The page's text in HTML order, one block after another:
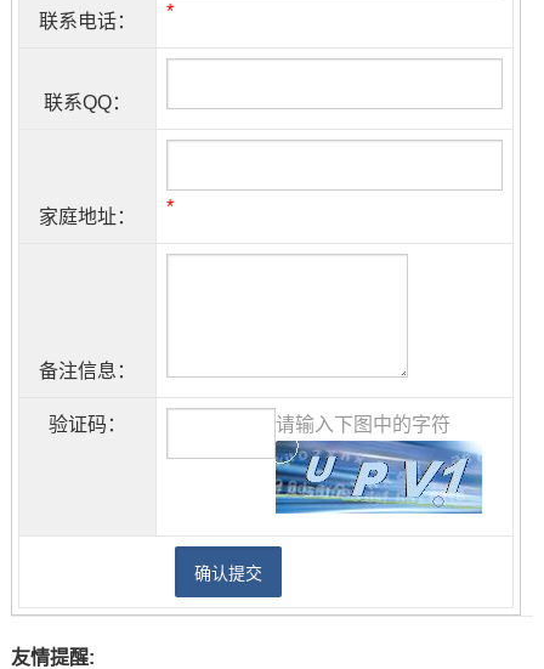
联系电话： *
联系QQ：
家庭地址： *
备注信息：
验证码： 请输入下图中的字符
友情提醒: